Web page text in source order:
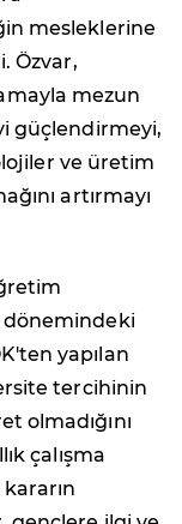
mesleklerine
Özvar,
mezun
güçlendirmeyi,
ve üretim
artırmayı
dönemindeki
yapılan
tercihinin
olmadığını
çalışma